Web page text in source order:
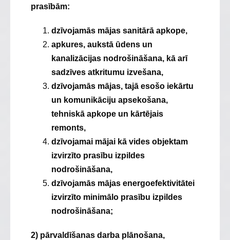
prasībām:
dzīvojamās mājas sanitārā apkope,
apkures, aukstā ūdens un
kanalizācijas nodrošināšana, kā arī
sadzīves atkritumu izvešana,
dzīvojamās mājas, tajā esošo iekārtu
un komunikāciju apsekošana,
tehniskā apkope un kārtējais
remonts,
dzīvojamai mājai kā vides objektam
izvirzīto prasību izpildes
nodrošināšana,
dzīvojamās mājas energoefektivitātei
izvirzīto minimālo prasību izpildes
nodrošināšana;
2) pārvaldīšanas darba plānošana,